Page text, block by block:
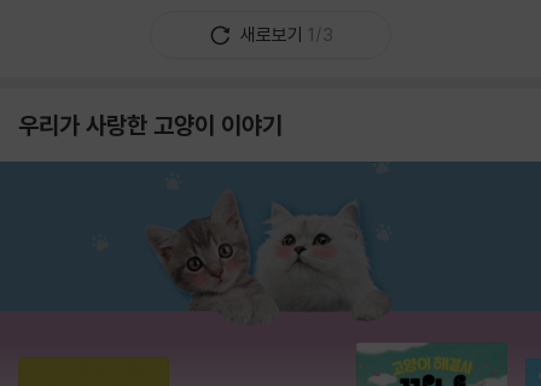
새로보기 1/3
우리가 사랑한 고양이 이야기